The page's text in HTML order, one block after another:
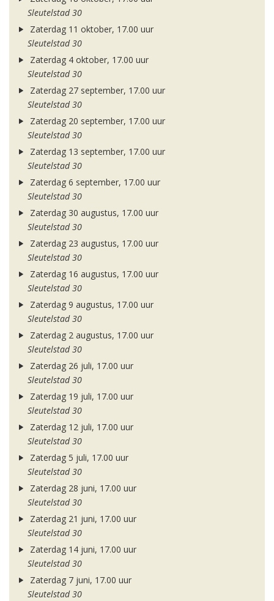
Sleutelstad 30
Zaterdag 11 oktober, 17.00 uur
Sleutelstad 30
Zaterdag 4 oktober, 17.00 uur
Sleutelstad 30
Zaterdag 27 september, 17.00 uur
Sleutelstad 30
Zaterdag 20 september, 17.00 uur
Sleutelstad 30
Zaterdag 13 september, 17.00 uur
Sleutelstad 30
Zaterdag 6 september, 17.00 uur
Sleutelstad 30
Zaterdag 30 augustus, 17.00 uur
Sleutelstad 30
Zaterdag 23 augustus, 17.00 uur
Sleutelstad 30
Zaterdag 16 augustus, 17.00 uur
Sleutelstad 30
Zaterdag 9 augustus, 17.00 uur
Sleutelstad 30
Zaterdag 2 augustus, 17.00 uur
Sleutelstad 30
Zaterdag 26 juli, 17.00 uur
Sleutelstad 30
Zaterdag 19 juli, 17.00 uur
Sleutelstad 30
Zaterdag 12 juli, 17.00 uur
Sleutelstad 30
Zaterdag 5 juli, 17.00 uur
Sleutelstad 30
Zaterdag 28 juni, 17.00 uur
Sleutelstad 30
Zaterdag 21 juni, 17.00 uur
Sleutelstad 30
Zaterdag 14 juni, 17.00 uur
Sleutelstad 30
Zaterdag 7 juni, 17.00 uur
Sleutelstad 30